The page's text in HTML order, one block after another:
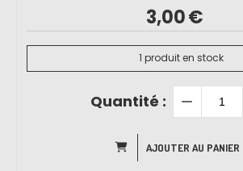
3,00€
1 produit en stock
Quantité :
AJOUTER AU PANIER